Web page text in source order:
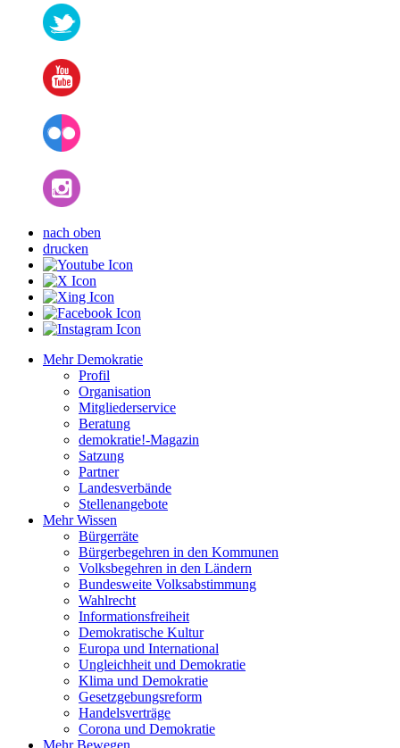
nach oben
drucken
Mehr Demokratie
Profil
Organisation
Mitgliederservice
Beratung
demokratie!-Magazin
Satzung
Partner
Landesverbände
Stellenangebote
Mehr Wissen
Bürgerräte
Bürgerbegehren in den Kommunen
Volksbegehren in den Ländern
Bundesweite Volksabstimmung
Wahlrecht
Informationsfreiheit
Demokratische Kultur
Europa und International
Ungleichheit und Demokratie
Klima und Demokratie
Gesetzgebungsreform
Handelsverträge
Corona und Demokratie
Mehr Bewegen